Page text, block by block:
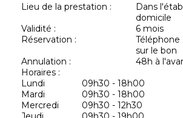
Lieu de la prestation :
Dans
domicile
Validité :
6 mois
Réservation :
Téléphone
sur le bon
Annulation :
48h à
Horaires :
Lundi
09h30 - 18h00
Mardi
09h30 - 18h00
Mercredi
09h30 - 12h30